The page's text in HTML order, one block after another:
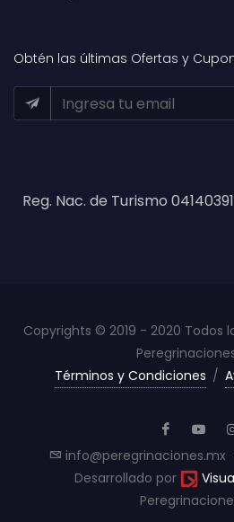
Obtén las últimas Ofertas y
Reg. Nac. de Turismo
Copyrights © 2019 - 2020 Todos
Términos y Condiciones /
info@peregrinaciones.mx
Desarrollado por